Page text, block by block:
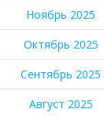
Ноябрь 2025
Октябрь 2025
Сентябрь 2025
Август 2025